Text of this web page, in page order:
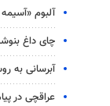
آلبوم
چای داغ
آبرسانی به
عراقچی در